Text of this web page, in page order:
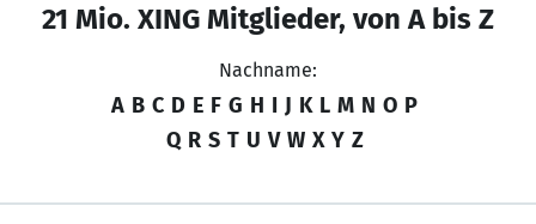
21 Mio. XING Mitglieder, von A bis Z
Nachname:
A B C D E F G H I J K L M N O P
Q R S T U V W X Y Z